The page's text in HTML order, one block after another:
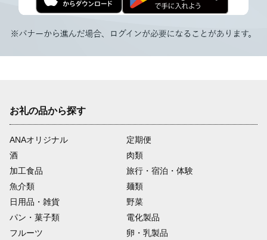
お礼の品から探す
ANAオリジナル
定期便
酒
肉類
加工食品
旅行・宿泊・体験
魚介類
麺類
日用品・雑貨
野菜
パン・菓子類
電化製品
フルーツ
卵・乳製品